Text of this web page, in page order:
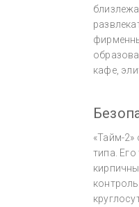
кафе,
«Тайм-2»
типа.